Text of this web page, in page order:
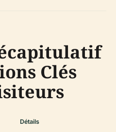
Clés
Détails